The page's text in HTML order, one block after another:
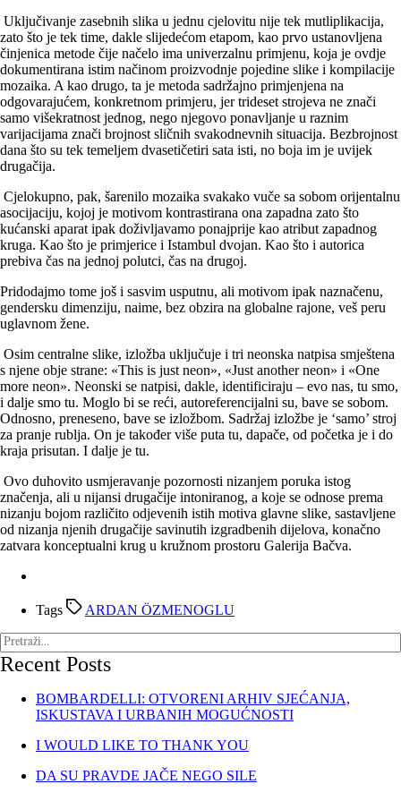
Uključivanje zasebnih slika u jednu cjelovitu nije tek mutliplikacija,
zato što je tek time, dakle slijedećom etapom, kao prvo ustanovljena
činjenica metode čije načelo ima univerzalnu primjenu, koja je ovdje
dokumentirana istim načinom proizvodnje pojedine slike i kompilacije
mozaika. A kao drugo, ta je metoda sadržajno primjenjena na
odgovarajućem, konkretnom primjeru, jer trideset strojeva ne znači
samo višekratnost jednog, nego njegovo ponavljanje u raznim
varijacijama znači brojnost sličnih svakodnevnih situacija. Bezbrojnost
dana što su tek temeljem dvasetičetiri sata isti, no boja im je uvijek
drugačija.
Cjelokupno, pak, šarenilo mozaika svakako vuče sa sobom orijentalnu
asocijaciju, kojoj je motivom kontrastirana ona zapadna zato što
kućanski aparat ipak doživljavamo ponajprije kao atribut zapadnog
kruga. Kao što je primjerice i Istambul dvojan. Kao što i autorica
prebiva čas na jednoj polutci, čas na drugoj.
Pridodajmo tome još i sasvim usputnu, ali motivom ipak naznačenu,
gendersku dimenziju, naime, bez obzira na globalne rajone, veš peru
uglavnom žene.
Osim centralne slike, izložba uključuje i tri neonska natpisa smještena
s njene obje strane: «This is just neon», «Just another neon» i «One
more neon». Neonski se natpisi, dakle, identificiraju – evo nas, tu smo,
i dalje smo tu. Moglo bi se reći, autoreferencijalni su, bave se sobom.
Odnosno, preneseno, bave se izložbom. Sadržaj izložbe je ‘samo’ stroj
za pranje rublja. On je također više puta tu, dapače, od početka je i do
kraja prisutan. I dalje je tu.
Ovo duhovito usmjeravanje pozornosti nizanjem poruka istog
značenja, ali u nijansi drugačije intoniranog, a koje se odnose prema
nizanju bojom različito odjevenih istih motiva glavne slike, sastavljene
od nizanja njenih drugačije savinutih izgradbenih dijelova, konačno
zatvara konceptualni krug u kružnom prostoru Galerija Bačva.
Tags ARDAN ÖZMENOGLU
Recent Posts
BOMBARDELLI: OTVORENI ARHIV SJEĆANJA,
ISKUSTAVA I URBANIH MOGUĆNOSTI
I WOULD LIKE TO THANK YOU
DA SU PRAVDE JAČE NEGO SILE